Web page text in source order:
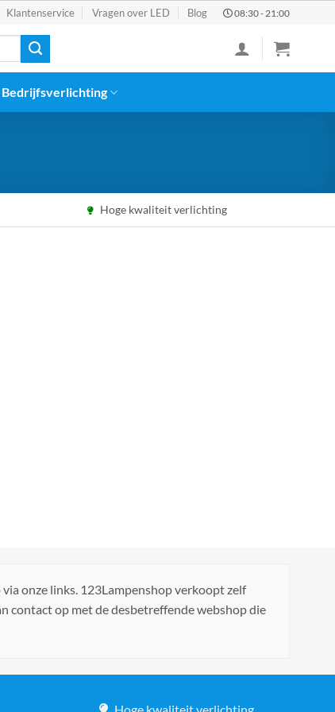
Klantenservice Vragen over LED Blog 08:30 - 21:00
Bedrijfsverlichting
Hoge kwaliteit verlichting
onze links. 123Lampenshop verkoopt zelf
contact op met de desbetreffende webshop die